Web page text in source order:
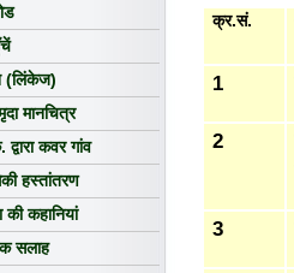
(लिंकेज)
मानचित्र
कवर गांव
हस्तांतरण
कहानियां
सलाह
क्र.सं.
1
2
3